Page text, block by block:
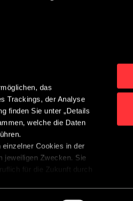
das
Trackings, der Analyse
finden Sie unter „Details
welche die Daten
einzelner Cookies in der
jeweiligen Zwecken. Sie
für die Zukunft durch
Contact
Klokkenluidersysteem
Cookiebot Instellingen